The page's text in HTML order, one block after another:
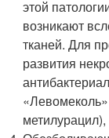
этой
возникают
тканей. Для
развития